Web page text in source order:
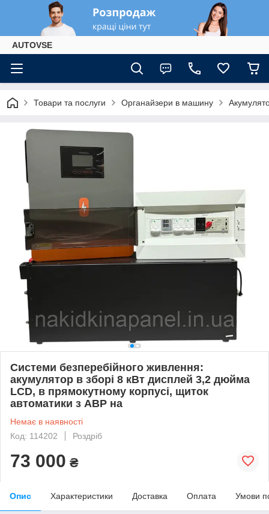
AUTOVSE
Товари та послуги Органайзери в машину
Системи безперебійного живлення:
акумулятор в зборі 8 кВт дисплей 3,2 дюйма
LCD, в прямокутному корпусі, щиток
автоматики з АВР на
Немає в наявності
Код: 114202
Роздріб
73 000 ₴
Опис Характеристики Доставка Оплата Умови